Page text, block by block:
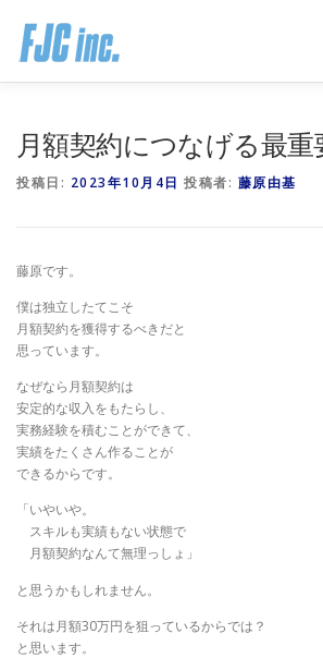
月額契約につなげる最重
投稿日: 2023年10月4日 投稿者: 藤原由基
藤原です。
僕は独立したてこそ
月額契約を獲得するべきだと
思っています。
なぜなら月額契約は
安定的な収入をもたらし、
実務経験を積むことができて、
実績をたくさん作ることが
できるからです。
「いやいや。
スキルも実績もない状態で
月額契約なんて無理っしょ」
と思うかもしれません。
それは月額30万円を狙っているからでは？
と思います。